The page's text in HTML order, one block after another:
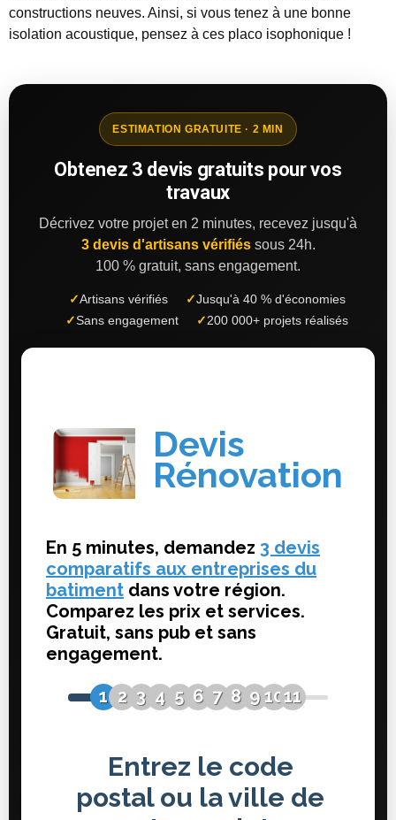
constructions neuves. Ainsi, si vous tenez à une bonne
isolation acoustique, pensez à ces placo isophonique !
ESTIMATION GRATUITE · 2 MIN
Obtenez 3 devis gratuits pour vos
travaux
Décrivez votre projet en 2 minutes, recevez jusqu'à
3 devis d'artisans vérifiéssous 24h.
100 % gratuit, sans engagement.
✓Artisans vérifiés ✓Jusqu'à 40 % d'économies
✓Sans engagement ✓ 200 000+ projets réalisés